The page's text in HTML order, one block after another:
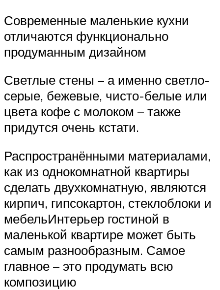
Современные маленькие кухни
отличаются функционально
продуманным дизайном
Светлые стены – а именно светло-
серые, бежевые, чисто-белые или
цвета кофе с молоком – также
придутся очень кстати.
Распространёнными материалами,
как из однокомнатной квартиры
сделать двухкомнатную, являются
кирпич, гипсокартон, стеклоблоки и
мебельИнтерьер гостиной в
маленькой квартире может быть
самым разнообразным. Самое
главное – это продумать всю
композицию